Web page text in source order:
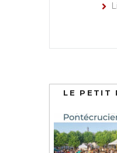
LE PETIT